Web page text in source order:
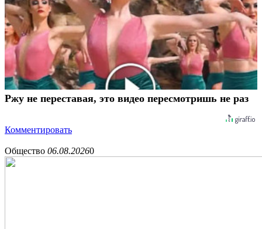
Ржу не переставая, это видео пересмотришь не раз
Комментировать
Общество 06.08.20260